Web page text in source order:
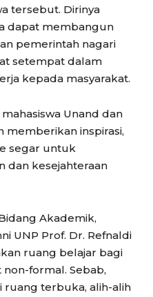
tersebut. Dirinya
dapat membangun
pemerintah nagari
setempat dalam
kepada masyarakat.
Unand dan
memberikan inspirasi,
segar untuk
dan kesejahteraan
Akademik,
UNP Prof. Dr. Refnaldi
ruang belajar bagi
non-formal. Sebab,
ruang terbuka, alih-alih